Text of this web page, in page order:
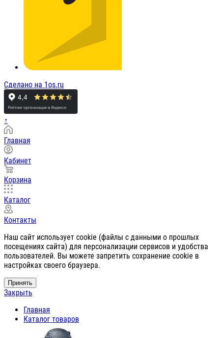
Сделано на 1os.ru
↑
Главная
Кабинет
Корзина
Каталог
Контакты
Наш сайт использует cookie (файлы с данными о прошлых
посещениях сайта) для персонализации сервисов и удобства
пользователей. Вы можете запретить сохранение cookie в
настройках своего браузера.
Принять
Закрыть
Главная
Каталог товаров